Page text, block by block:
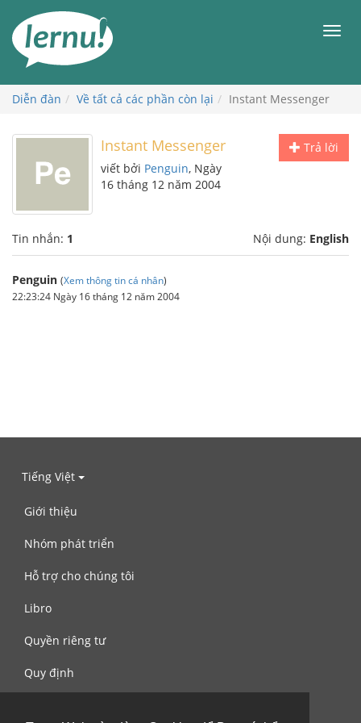
đến
phần
dung
Diễn đàn Về tất cả các phần còn lại Instant Messenger
Trả lời
Instant Messenger
viết bởi Penguin, Ngày
16 tháng 12 năm 2004
Tin nhắn: 1 Nội dung: English
Penguin (Xem thông tin cá nhân)
22:23:24 Ngày 16 tháng 12 năm 2004
Tiếng Việt
Giới thiệu
Nhóm phát triển
Hỗ trợ cho chúng tôi
Libro
Quyền riêng tư
Quy định